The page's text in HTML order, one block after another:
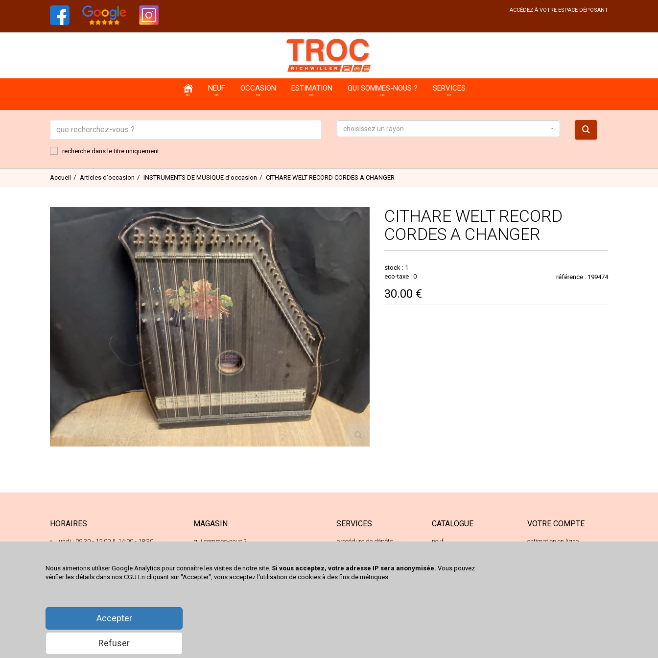
Nous aimerions utiliser Google Analytics pour connaître les visites de notre site. Si vous acceptez, votre adresse IP sera anonymisée. Vous pouvez
vérifier les détails dans nos CGU En cliquant sur "Accepter", vous acceptez l'utilisation de cookies à des fins de métriques.
Accepter
Refuser
ACCÉDEZ À VOTRE ESPACE DÉPOSANT
NEUF OCCASION ESTIMATION QUI SOMMES-NOUS ? SERVICES
recherche dans le titre uniquement
choisissez un rayon
Accueil Articles d'occasion INSTRUMENTS DE MUSIQUE d'occasion CITHARE WELT RECORD CORDES A CHANGER
CITHARE WELT RECORD
CORDES A CHANGER
référence : 199474
stock : 1
eco-taxe : 0
30.00 €
HORAIRES
lundi : 09:30 - 12:00 & 14:00 - 18:30
mercredi : 09:30 - 12:00 & 14:00 - 18:30
jeudi : 09:30 - 12:00 & 14:00 - 18:30
samedi : 09:30 - 18:00
MAGASIN
qui sommes-nous ?
03 89 50 80 08
contact@trocrichwiller.fr
SERVICES
procédure de dépôts
CATALOGUE
neuf
VOTRE COMPTE
estimation en ligne